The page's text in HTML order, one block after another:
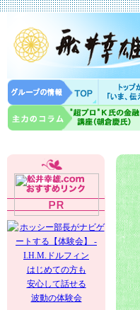
はじめての方も
安心して話せる
波動の体験会